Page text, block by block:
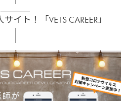
イト！「VETS CAREER」